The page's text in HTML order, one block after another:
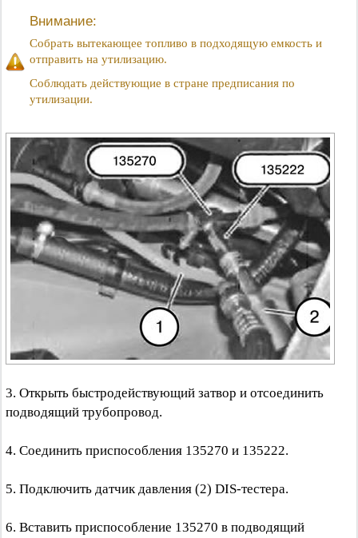
Внимание:
Собрать вытекающее топливо в подходящую емкость и
отправить на утилизацию.
Соблюдать действующие в стране предписания по
утилизации.
3. Открыть быстродействующий затвор и отсоединить
подводящий трубопровод.
4. Соединить приспособления 135270 и 135222.
5. Подключить датчик давления (2) DIS-тестера.
6. Вставить приспособление 135270 в подводящий